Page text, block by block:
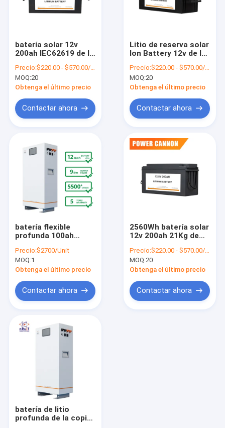
Visita a la fábrica
noticias
Todos los casos
Sistema fotovoltaico
Apagado sistema de rejilla solar
Sistema portátil solar
Batería solar del ciclo profundo
Litio Ion Solar Battery
Baterías solares del litio
Inversor solar del hogar
el panel solar 400W
batería solar 12v
200ah IEC62619 de la
2560W
Precio:$220.00 - $570.00/Unit 20.0 Units
MOQ:20
Obtenga el último precio
Contactar ahora
Litio de reserva solar
Ion Battery 12v de la
Precio:$220.00 - $570.00/Unit 20.0 Units
MOQ:20
Obtenga el último precio
Contactar ahora
batería flexible
profunda 100ah
solar 12v Lifepo4 del
ciclo 180A
Precio:$2700/Unit
MOQ:1
Obtenga el último precio
Contactar ahora
2560Wh batería solar
12v 200ah 21Kg de
Cycle del litio del
almacenamiento
Lifepo4
Precio:$220.00 - $570.00/Unit 20.0 Units
MOQ:20
Obtenga el último precio
Contactar ahora
batería de litio
profunda de la copia